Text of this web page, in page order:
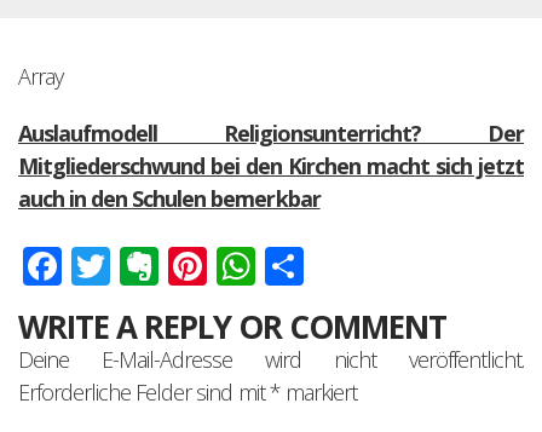
Array
Auslaufmodell Religionsunterricht? Der
Mitgliederschwund bei den Kirchen macht sich jetzt
auch in den Schulen bemerkbar
Facebook
Twitter
Evernote
Pinterest
WhatsApp
WRITE A REPLY OR COMMENT
Deine E-Mail-Adresse wird nicht veröffentlicht.
Erforderliche Felder sind mit*markiert